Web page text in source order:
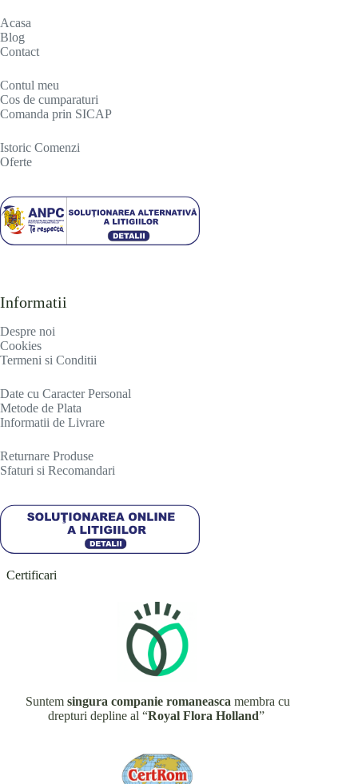
Acasa
Blog
Contact
Contul meu
Cos de cumparaturi
Comanda prin SICAP
Istoric Comenzi
Oferte
Informatii
Despre noi
Cookies
Termeni si Conditii
Date cu Caracter Personal
Metode de Plata
Informatii de Livrare
Returnare Produse
Sfaturi si Recomandari
Certificari
Suntem singura companie romaneasca membra cu
drepturi depline al “Royal Flora Holland”